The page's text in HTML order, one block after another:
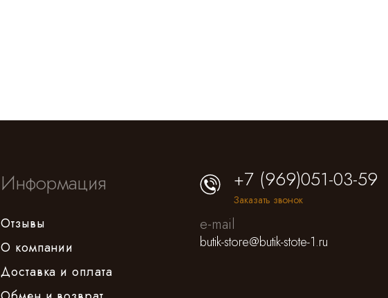
Информация
Отзывы
О компании
Доставка и оплата
+7 (969)051-03-59
Заказать звонок
e-mail
butik-store@butik-stote-1.ru